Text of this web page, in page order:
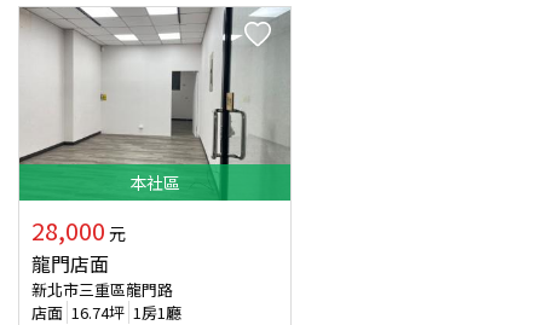
本社區
28,000 元
龍門店面
新北市三重區龍門路
店面 16.74坪 1房1廳